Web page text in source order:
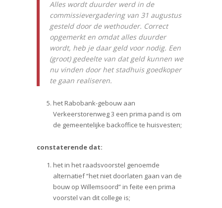
Alles wordt duurder werd in de
commissievergadering van 31 augustus
gesteld door de wethouder. Correct
opgemerkt en omdat alles duurder
wordt, heb je daar geld voor nodig. Een
(groot) gedeelte van dat geld kunnen we
nu vinden door het stadhuis goedkoper
te gaan realiseren.
het Rabobank-gebouw aan
Verkeerstorenweg 3 een prima pand is om
de gemeentelijke backoffice te huisvesten;
constaterende dat:
het in het raadsvoorstel genoemde
alternatief “het niet doorlaten gaan van de
bouw op Willemsoord” in feite een prima
voorstel van dit college is;